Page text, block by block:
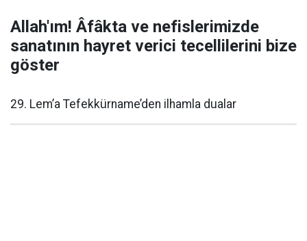
Allah'ım! Âfâkta ve nefislerimizde
sanatının hayret verici tecellilerini bize
göster
29. Lem’a Tefekkürname’den ilhamla dualar